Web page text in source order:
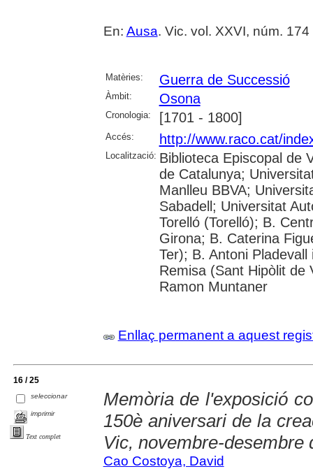
En: Ausa. Vic. vol. XXVI, núm.
Matèries: Guerra de Successió
Àmbit: Osona
Cronologia: [1701 - 1800]
Accés: http://www.raco.cat/
Localització: Biblioteca Episcopal de
de Catalunya;
Manlleu BBVA;
Sabadell; Universitat
Torelló (Torelló); B.
Girona; B. Caterina
Ter); B. Antoni
Remisa (Sant Hipòlit de
Ramon Muntaner
Enllaç permanent a aquest
16 / 25
seleccionar
imprimir
Text complet
Memòria de l'exposició
150è aniversari de la
Vic, novembre-desembre
Cao Costoya, David